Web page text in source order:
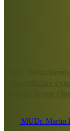
P368
intracellular
Results from
MUDr. Martin